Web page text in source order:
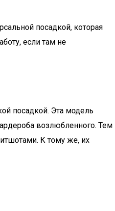
посадкой, которая
если там не
посадкой. Эта модель
возлюбленного. Тем
К тому же, их